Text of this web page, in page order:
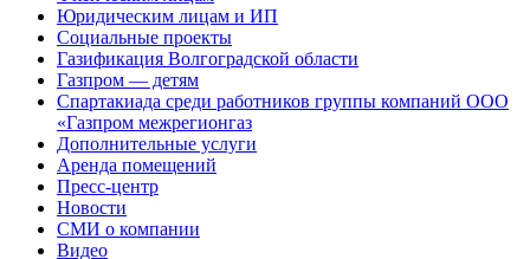
Юридическим лицам и ИП
Социальные проекты
Газификация Волгоградской области
Газпром — детям
Спартакиада среди работников группы компаний ООО
«Газпром межрегионгаз
Дополнительные услуги
Аренда помещений
Пресс-центр
Новости
СМИ о компании
Видео